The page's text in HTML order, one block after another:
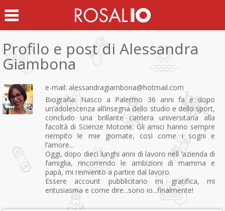
Profilo e post di Alessandra
Giambona
e-mail: alessandragiambona@hotmail.com
Biografia: Nasco a Palermo 36 anni fa e dopo
un’adolescenza all’insegna dello studio e dello sport,
concludo una brillante carriera universitaria alla
facoltà di Scienze Motorie. Gli amici hanno sempre
riempito le mie giornate, così come i sogni e
l’amore...
Oggi, dopo dieci lunghi anni di lavoro nell ‘azienda di
famiglia, rincorrendo le ambizioni di mamma e
papà, mi reinvento a partire dal lavoro.
Essere account pubblicitario mi gratifica, mi
entusiasma e come dire...sono io...finalmente!